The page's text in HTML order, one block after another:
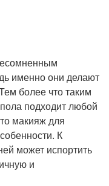
именно они делают
более что таким
подходит любой
макияж для
К
может испортить
и